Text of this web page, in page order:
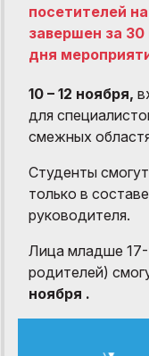
посетителей
завершен за
дня
10 – 12 ноября,
для
смежных
Студенты
только в
руководителя.
Лица младше
родителей)
ноября .